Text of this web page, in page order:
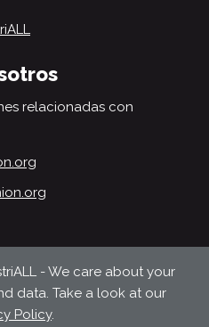
relacionadas con
- We care about your
data. Take a look at our
Policy.